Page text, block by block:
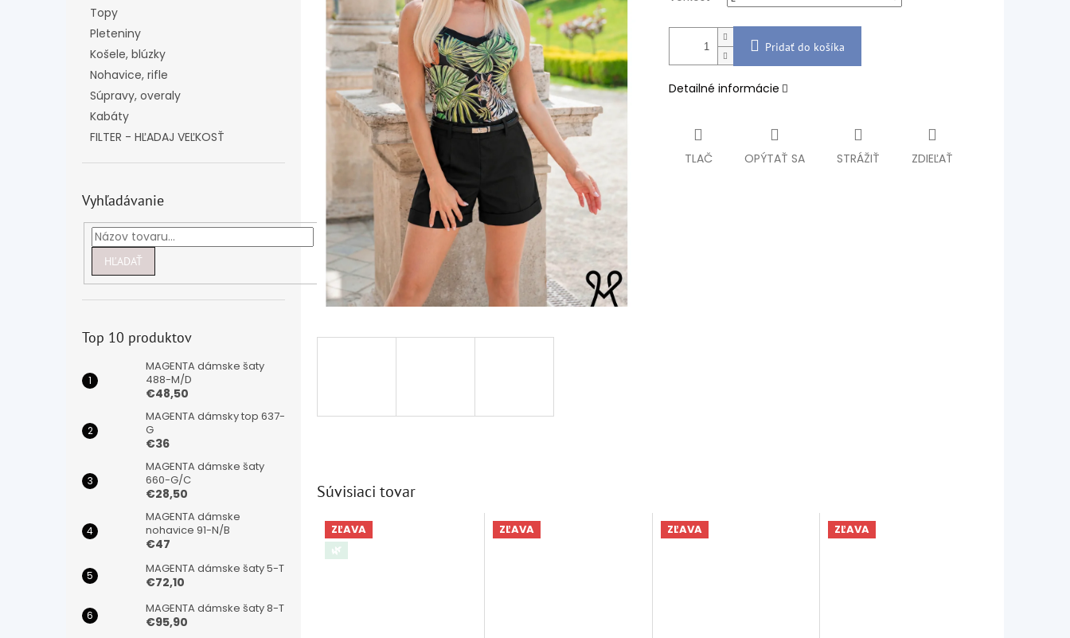
Topy
Pleteniny
Košele, blúzky
Nohavice, rifle
Súpravy, overaly
Kabáty
FILTER - HĽADAJ VEĽKOSŤ
Vyhľadávanie
HĽADAŤ
Top 10 produktov
MAGENTA dámske šaty
488-M/D
€48,50
MAGENTA dámsky top 637-
G
€36
MAGENTA dámske šaty
660-G/C
€28,50
MAGENTA dámske
nohavice 91-N/B
€47
MAGENTA dámske šaty 5-T
€72,10
MAGENTA dámske šaty 8-T
€95,90
Pridať do košíka
Detailné informácie
TLAČ OPÝTAŤ SA STRÁŽIŤ ZDIEĽAŤ
Súvisiaci tovar
ZĽAVA
🌿
ZĽAVA ZĽAVA ZĽAVA